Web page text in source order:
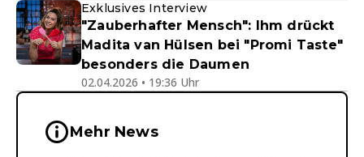
Exklusives Interview
"Zauberhafter Mensch": Ihm drückt
Madita van Hülsen bei "Promi Taste"
besonders die Daumen
02.04.2026 • 19:36 Uhr
Wichtige Hinweise &
Mehr News